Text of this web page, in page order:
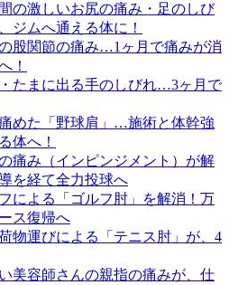
の激しいお尻の痛み・足のしび
ジムへ通える体に！
股関節の痛み…1ヶ月で痛みが消
！
たまに出る手のしびれ…3ヶ月で
めた「野球肩」…施術と体幹強
体へ！
痛み（インピンジメント）が解
を経て全力投球へ
による「ゴルフ肘」を解消！万
ス復帰へ
物運びによる「テニス肘」が、4
美容師さんの親指の痛みが、仕